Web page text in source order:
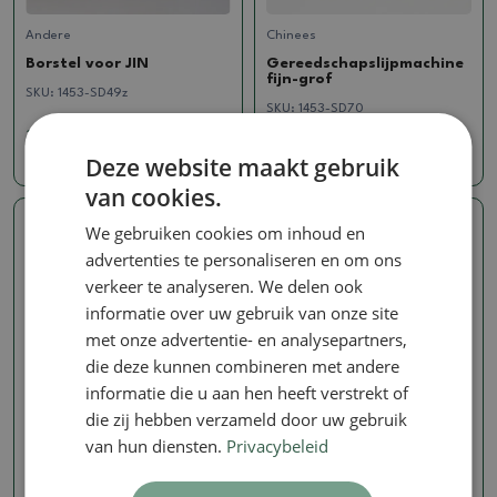
Andere
Borstel voor JIN
SKU: 1453-SD49z
3.72 €
Chinees
Gereedschapslijpmachine
fijn-grof
SKU: 1453-SD70
fijn-grof
Deze website maakt gebruik
van cookies.
We gebruiken cookies om inhoud en
advertenties te personaliseren en om ons
verkeer te analyseren. We delen ook
informatie over uw gebruik van onze site
met onze advertentie- en analysepartners,
die deze kunnen combineren met andere
informatie die u aan hen heeft verstrekt of
die zij hebben verzameld door uw gebruik
van hun diensten. Privacybeleid